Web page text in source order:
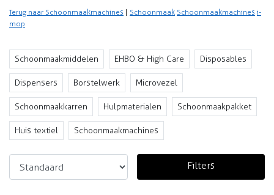
Terug naar Schoonmaakmachines Schoonmaak Schoonmaakmachines i-
mop
Schoonmaakmiddelen EHBO & High Care Disposables
Dispensers Borstelwerk Microvezel
Schoonmaakkarren Hulpmaterialen Schoonmaakpakket
Huis textiel Schoonmaakmachines
Filters